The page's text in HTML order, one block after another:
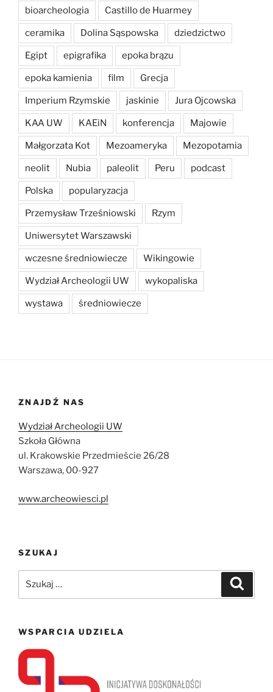
bioarcheologia Castillo de Huarmey
ceramika Dolina Sąspowska dziedzictwo
Egipt epigrafika epoka brązu
epoka kamienia film Grecja
Imperium Rzymskie jaskinie Jura Ojcowska
KAA UW KAEiN konferencja Majowie
Małgorzata Kot Mezoameryka Mezopotamia
neolit Nubia paleolit Peru podcast
Polska popularyzacja
Przemysław Trześniowski Rzym
Uniwersytet Warszawski
wczesne średniowiecze Wikingowie
Wydział Archeologii UW wykopaliska
wystawa średniowiecze
ZNAJDŹ NAS
Wydział Archeologii UW
Szkoła Główna
ul. Krakowskie Przedmieście 26/28
Warszawa, 00-927
www.archeowiesci.pl
SZUKAJ
WSPARCIA UDZIELA